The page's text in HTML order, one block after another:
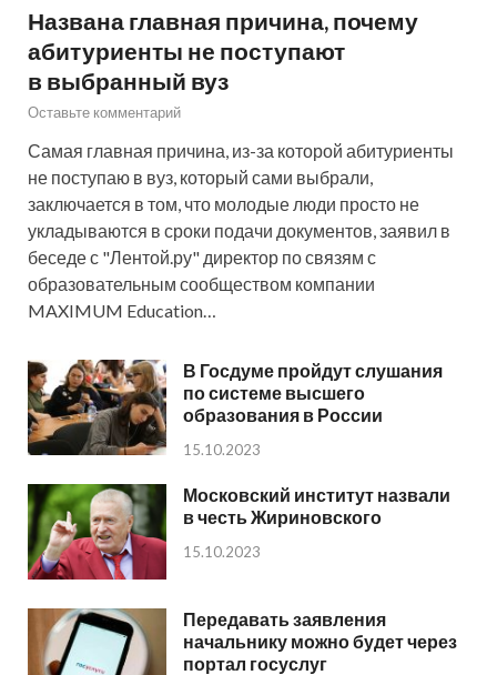
Названа главная причина, почему
абитуриенты не поступают
в выбранный вуз
Оставьте комментарий
Самая главная причина, из-за которой абитуриенты
не поступаю в вуз, который сами выбрали,
заключается в том, что молодые люди просто не
укладываются в сроки подачи документов, заявил в
беседе с "Лентой.ру" директор по связям с
образовательным сообществом компании
MAXIMUM Education…
В Госдуме пройдут слушания
по системе высшего
образования в России
15.10.2023
Московский институт назвали
в честь Жириновского
15.10.2023
Передавать заявления
начальнику можно будет через
портал госуслуг